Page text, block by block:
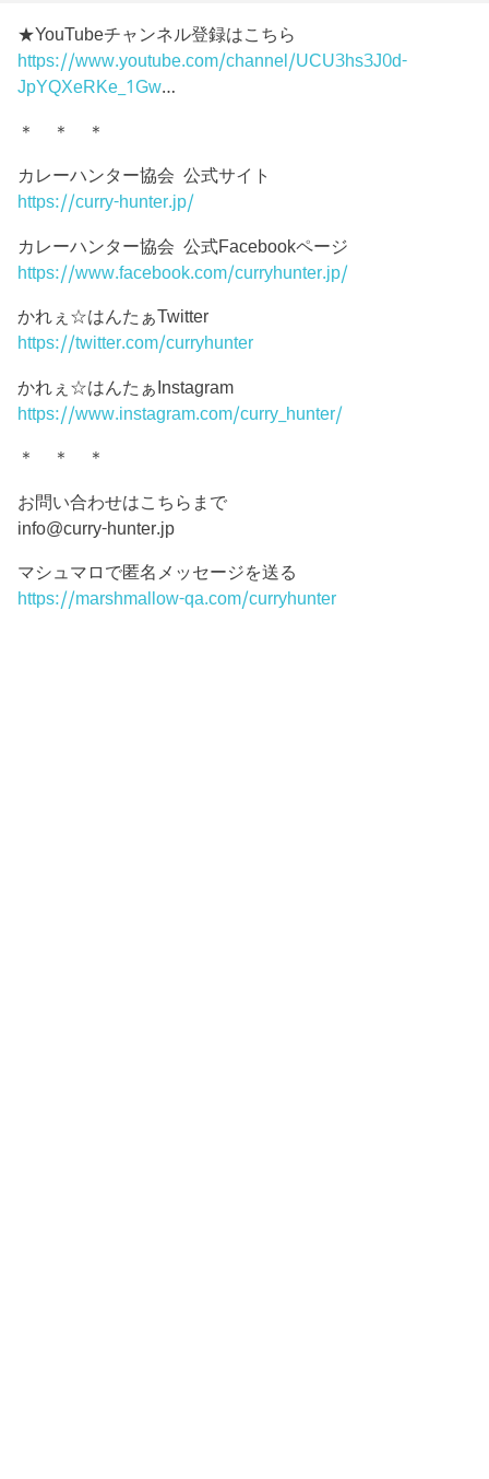
★YouTubeチャンネル登録はこちら
https://www.youtube.com/channel/UCU3hs3J0d-
JpYQXeRKe_1Gw…
＊ ＊ ＊
カレーハンター協会 公式サイト
https://curry-hunter.jp/
カレーハンター協会 公式Facebookページ
https://www.facebook.com/curryhunter.jp/
かれぇ☆はんたぁTwitter
https://twitter.com/curryhunter
かれぇ☆はんたぁInstagram
https://www.instagram.com/curry_hunter/
＊ ＊ ＊
お問い合わせはこちらまで
info@curry-hunter.jp
マシュマロで匿名メッセージを送る
https://marshmallow-qa.com/curryhunter